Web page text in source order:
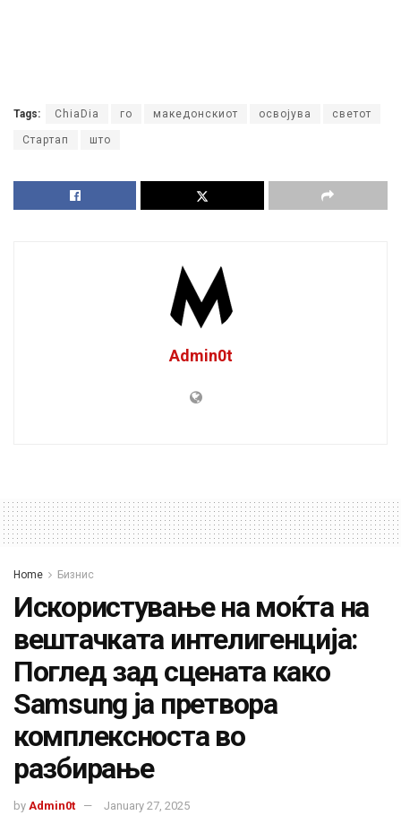
Tags: ChiaDia го македонскиот освојува светот
Стартап што
Admin0t
Home Бизнис
Искористување на моќта на
вештачката интелигенција:
Поглед зад сцената како
Samsung ја претвора
комплексноста во
разбирање
by Admin0t January 27, 2025